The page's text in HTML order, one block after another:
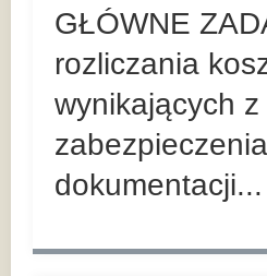
GŁÓWNE
rozliczania
wynikających
dokumentacji...